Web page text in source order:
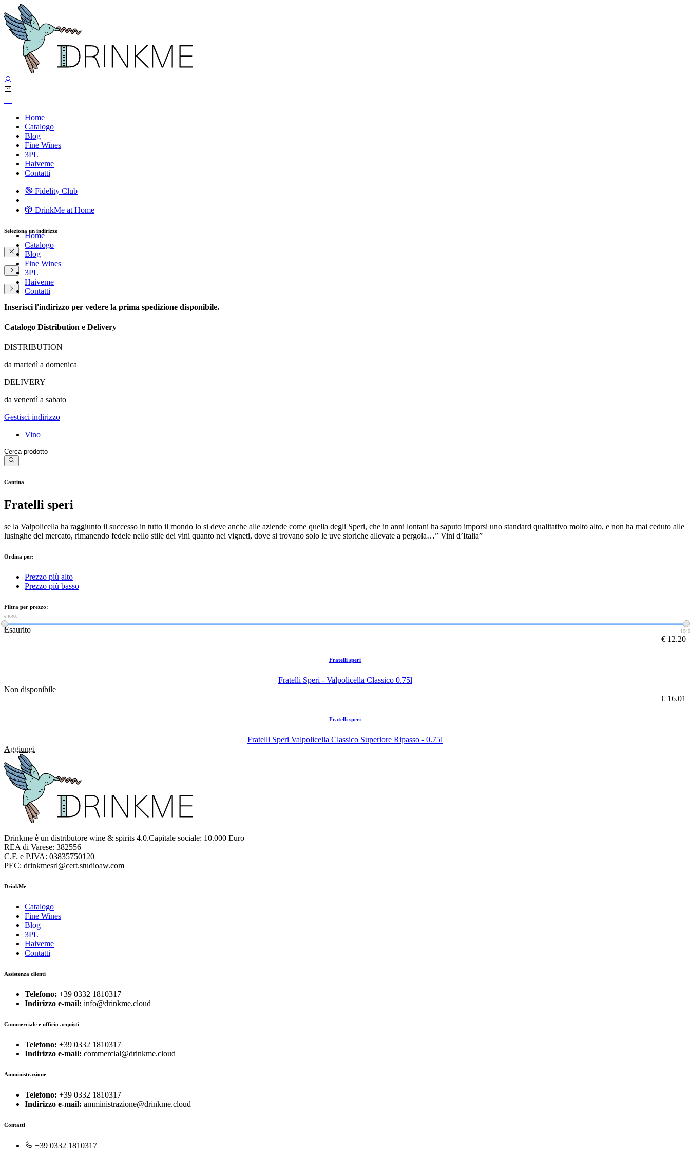
Home
Catalogo
Blog
Fine Wines
3PL
Haiveme
Contatti
Fidelity Club
DrinkMe at Home
Home
Catalogo
Blog
Fine Wines
3PL
Haiveme
Contatti
Seleziona un indirizzo
Inserisci l'indirizzo per vedere la prima spedizione disponibile.
Catalogo Distribution e Delivery
DISTRIBUTION
da martedì a domenica
DELIVERY
da venerdì a sabato
Gestisci indirizzo
Vino
Cantina
Fratelli speri
se la Valpolicella ha raggiunto il successo in tutto il mondo lo si deve anche alle aziende come quella degli Speri, che in anni lontani ha saputo imporsi uno standard qualitativo molto alto, e non ha mai ceduto alle
lusinghe del mercato, rimanendo fedele nello stile dei vini quanto nei vigneti, dove si trovano solo le uve storiche allevate a pergola…” Vini d’Italia”
Ordina per:
Prezzo più alto
Prezzo più basso
Filtra per prezzo:
€ 0
€ 10400
0Esaurito
€ 12.20
Fratelli speri
Fratelli Speri - Valpolicella Classico 0.75l
Non disponibile
€ 16.01
Fratelli speri
Fratelli Speri Valpolicella Classico Superiore Ripasso - 0.75l
Aggiungi
Drinkme è un distributore wine & spirits 4.0.Capitale sociale: 10.000 Euro
REA di Varese: 382556
C.F. e P.IVA: 03835750120
PEC: drinkmesrl@cert.studioaw.com
DrinkMe
Catalogo
Fine Wines
Blog
3PL
Haiveme
Contatti
Assistenza clienti
Telefono: +39 0332 1810317
Indirizzo e-mail: info@drinkme.cloud
Commerciale e ufficio acquisti
Telefono: +39 0332 1810317
Indirizzo e-mail: commercial@drinkme.cloud
Amministrazione
Telefono: +39 0332 1810317
Indirizzo e-mail: amministrazione@drinkme.cloud
Contatti
+39 0332 1810317